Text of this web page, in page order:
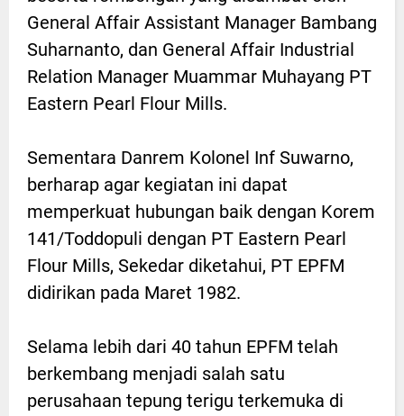
General Affair Assistant Manager Bambang
Suharnanto, dan General Affair Industrial
Relation Manager Muammar Muhayang PT
Eastern Pearl Flour Mills.
Sementara Danrem Kolonel Inf Suwarno,
berharap agar kegiatan ini dapat
memperkuat hubungan baik dengan Korem
141/Toddopuli dengan PT Eastern Pearl
Flour Mills, Sekedar diketahui, PT EPFM
didirikan pada Maret 1982.
Selama lebih dari 40 tahun EPFM telah
berkembang menjadi salah satu
perusahaan tepung terigu terkemuka di